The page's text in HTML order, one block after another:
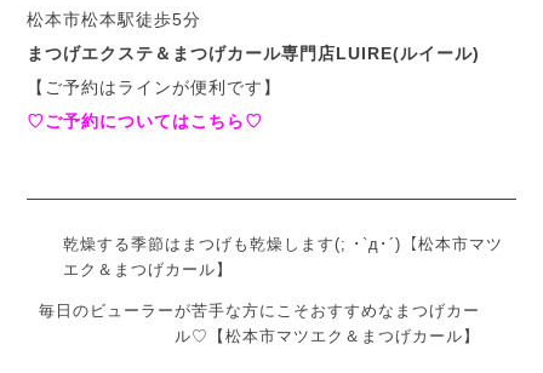
松本市松本駅徒歩5分
まつげエクステ＆まつげカール専門店LUIRE(ルイール)
【ご予約はラインが便利です】
♡ご予約についてはこちら♡
乾燥する季節はまつげも乾燥します(; ･`д･´)【松本市マツ
エク＆まつげカール】
毎日のビューラーが苦手な方にこそおすすめなまつげカー
ル♡【松本市マツエク＆まつげカール】